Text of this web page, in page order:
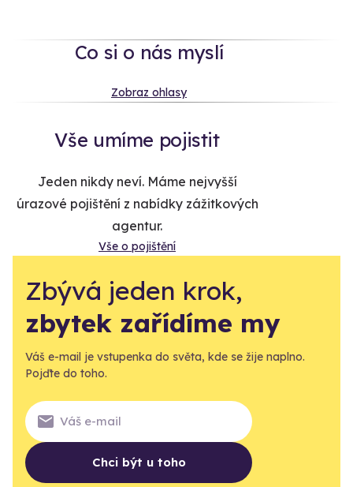
Co si o nás myslí
Zobraz ohlasy
Vše umíme pojistit
Jeden nikdy neví. Máme nejvyšší
úrazové pojištění z nabídky zážitkových
agentur.
Vše o pojištění
Zbývá jeden krok,
zbytek zařídíme my
Váš e-mail je vstupenka do světa, kde se žije naplno.
Pojďte do toho.
Chci být u toho